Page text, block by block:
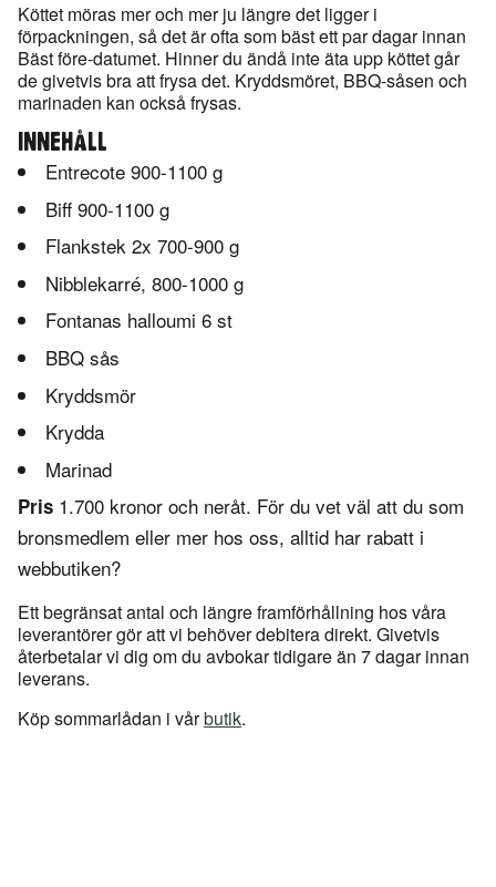
Köttet möras mer och mer ju längre det ligger i
förpackningen, så det är ofta som bäst ett par dagar innan
Bäst före-datumet. Hinner du ändå inte äta upp köttet går
de givetvis bra att frysa det. Kryddsmöret, BBQ-såsen och
marinaden kan också frysas.
INNEHÅLL
Entrecote 900-1100 g
Biff 900-1100 g
Flankstek 2x 700-900 g
Nibblekarré, 800-1000 g
Fontanas halloumi 6 st
BBQ sås
Kryddsmör
Krydda
Marinad
Pris 1.700 kronor och neråt. För du vet väl att du som
bronsmedlem eller mer hos oss, alltid har rabatt i
webbutiken?
Ett begränsat antal och längre framförhållning hos våra
leverantörer gör att vi behöver debitera direkt. Givetvis
återbetalar vi dig om du avbokar tidigare än 7 dagar innan
leverans.
Köp sommarlådan i vårbutik.